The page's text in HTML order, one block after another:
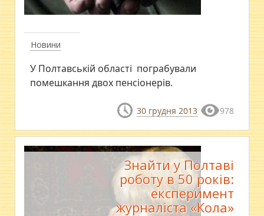
Новини
У Полтавській області пограбували
помешкання двох пенсіонерів.
30 грудня 2013 978
Знайти у Полтаві
роботу в 50 років:
експеримент
журналіста «Кола»